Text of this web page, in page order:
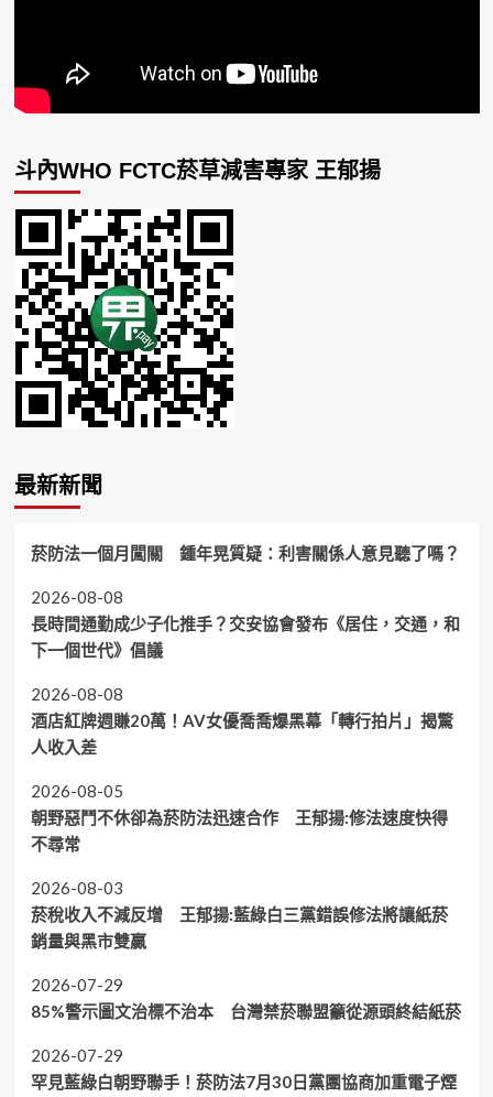
斗內WHO FCTC菸草減害專家 王郁揚
最新新聞
菸防法一個月闖關 鍾年晃質疑：利害關係人意見聽了嗎？
2026-08-08
長時間通勤成少子化推手？交安協會發布《居住，交通，和
下一個世代》倡議
2026-08-08
酒店紅牌週賺20萬！AV女優喬喬爆黑幕「轉行拍片」揭驚
人收入差
2026-08-05
朝野惡鬥不休卻為菸防法迅速合作 王郁揚:修法速度快得
不尋常
2026-08-03
菸稅收入不減反增 王郁揚:藍綠白三黨錯誤修法將讓紙菸
銷量與黑市雙贏
2026-07-29
85%警示圖文治標不治本 台灣禁菸聯盟籲從源頭終結紙菸
2026-07-29
罕見藍綠白朝野聯手！菸防法7月30日黨團協商加重電子煙